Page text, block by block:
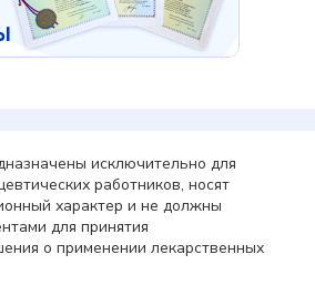
исключительно для
работников, носят
характер и не должны
для принятия
о применении лекарственных